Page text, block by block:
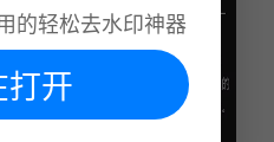
的轻松去水印神器
打开